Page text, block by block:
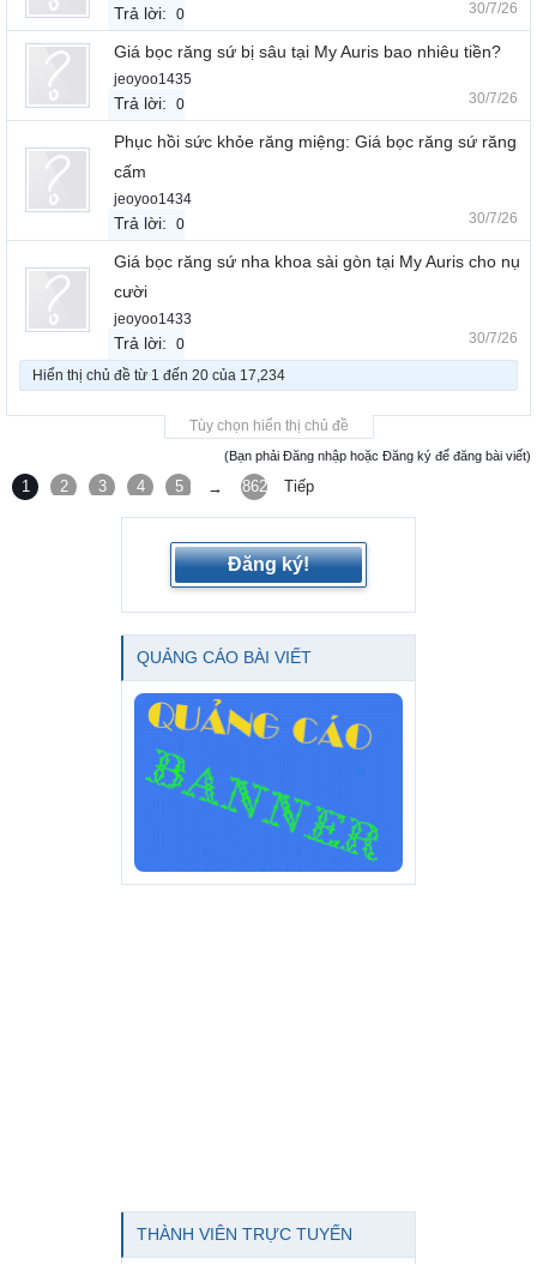
Trả lời: 0 30/7/26
Giá bọc răng sứ bị sâu tại My Auris bao nhiêu tiền?
jeoyoo1435
Trả lời: 0 30/7/26
Phục hồi sức khỏe răng miệng: Giá bọc răng sứ răng
cấm
jeoyoo1434
Trả lời: 0 30/7/26
Giá bọc răng sứ nha khoa sài gòn tại My Auris cho nụ
cười
jeoyoo1433
Trả lời: 0 30/7/26
Hiển thị chủ đề từ 1 đến 20 của 17,234
Tùy chọn hiển thị chủ đề
(Bạn phải Đăng nhập hoặc Đăng ký để đăng bài viết)
1 2 3 4 5 6
→ 862 Tiếp
Đăng ký!
QUẢNG CÁO BÀI VIẾT
THÀNH VIÊN TRỰC TUYẾN